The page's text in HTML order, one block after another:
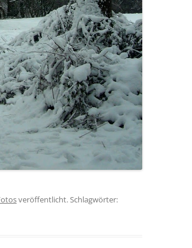
veröffentlicht. Schlagwörter: